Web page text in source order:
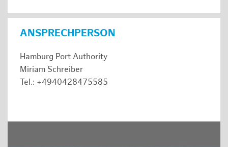
ANSPRECHPERSON
Hamburg Port Authority
Miriam Schreiber
Tel.: +4940428475585